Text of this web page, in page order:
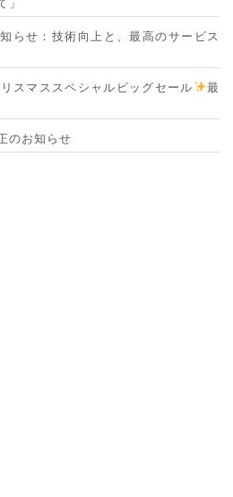
」
らせ：技術向上と、最高のサービス
スマススペシャルビッグセール
最
のお知らせ